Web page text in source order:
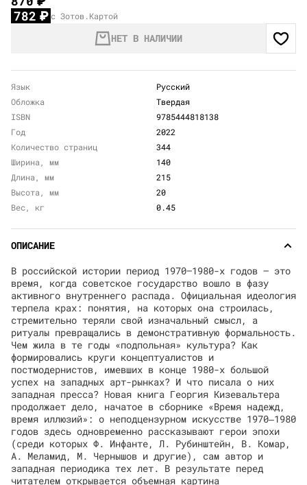
782₽ с Зотов.Картой
НЕТ В НАЛИЧИИ
Язык
Русский
Обложка
Твердая
ISBN
9785444818138
Год
2022
Количество страниц
344
Ширина, мм
140
Длина, мм
215
Высота, мм
20
Вес, кг
0.45
ОПИСАНИЕ
В российской истории период 1970—1980-х годов — это
время, когда советское государство вошло в фазу
активного внутреннего распада. Официальная идеология
терпела крах: понятия, на которых она строилась,
стремительно теряли свой изначальный смысл, а
ритуалы превращались в демонстративную формальность.
Чем жила в те годы «подпольная» культура? Как
формировались круги концептуалистов и
постмодернистов, имевших в конце 1980-х большой
успех на западных арт-рынках? И что писала о них
западная пресса? Новая книга Георгия Кизевальтера
продолжает дело, начатое в сборнике «Время надежд,
время иллюзий»: о неподцензурном искусстве 1970‒1980
годов здесь одновременно рассказывают герои эпохи
(среди которых Ф. Инфанте, Л. Рубинштейн, В. Комар,
А. Меламид, М. Чернышов и другие), сам автор и
западная периодика тех лет. В результате перед
читателем открывается объемная картина